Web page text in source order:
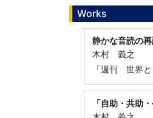
Works
静かな音読の
木村 義之
「週刊 世界
「自助・共助